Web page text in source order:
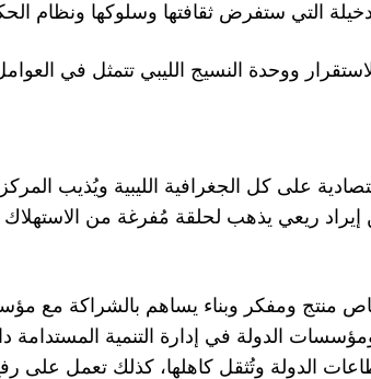
التي ستفرض ثقافتها وسلوكها ونظام
ووحدة النسيج الليبي تتمثل في العوامل
على كل الجغرافية الليبية ويُذيب
ريعي يذهب لحلقة مُفرغة من الاستهلاك
منتج ومفكر وبناء يساهم بالشراكة مع
الدولة في إدارة التنمية
قطاعات الدولة وتُثقل كاهلها، كذلك تعمل